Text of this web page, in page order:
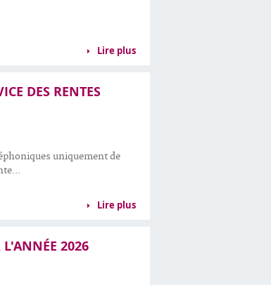
Lire plus
DES RENTES
uniquement de
Lire plus
L'ANNÉE 2026